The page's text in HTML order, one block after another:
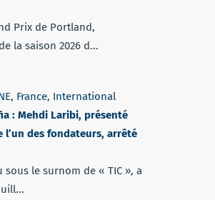
Prix de Portland,
la saison 2026 d...
, France, International
: Mehdi Laribi, présenté
l’un des fondateurs, arrêté
le surnom de « TIC », a